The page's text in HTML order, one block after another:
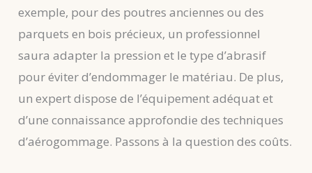
exemple, pour des poutres anciennes ou des
parquets en bois précieux, un professionnel
saura adapter la pression et le type d’abrasif
pour éviter d’endommager le matériau. De plus,
un expert dispose de l’équipement adéquat et
d’une connaissance approfondie des techniques
d’aérogommage. Passons à la question des coûts.